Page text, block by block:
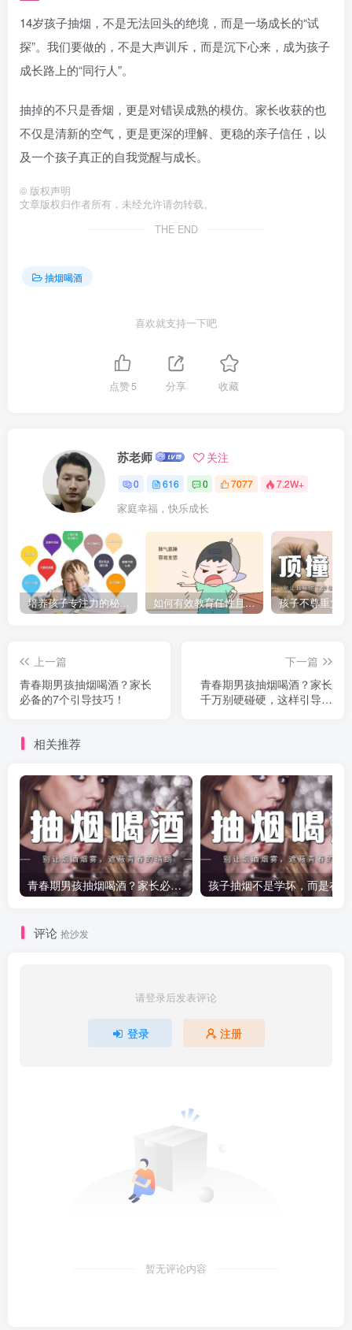
14岁孩子抽烟，不是无法回头的绝境，而是一场成长的“试
探”。我们要做的，不是大声训斥，而是沉下心来，成为孩子
成长路上的“同行人”。
抽掉的不只是香烟，更是对错误成熟的模仿。家长收获的也
不仅是清新的空气，更是更深的理解、更稳的亲子信任，以
及一个孩子真正的自我觉醒与成长。
© 版权声明
文章版权归作者所有，未经允许请勿转载。
THE END
抽烟喝酒
喜欢就支持一下吧
点赞5 分享 收藏
苏老师 关注
0 616 0 7077 7.2W+
家庭幸福，快乐成长
培养孩子专注力的秘密：让他们在学习和生活中如鱼得水的技巧 如何有效教育任性且脾气暴躁的孩子，父母必看的实用指南
上一篇
青春期男孩抽烟喝酒？家长
必备的7个引导技巧！
下一篇
青春期男孩抽烟喝酒？家长
千万别硬碰硬，这样引导才
相关推荐
青春期男孩抽烟喝酒？家长必备的7个引导技巧！
评论 抢沙发
请登录后发表评论
登录 注册
暂无评论内容